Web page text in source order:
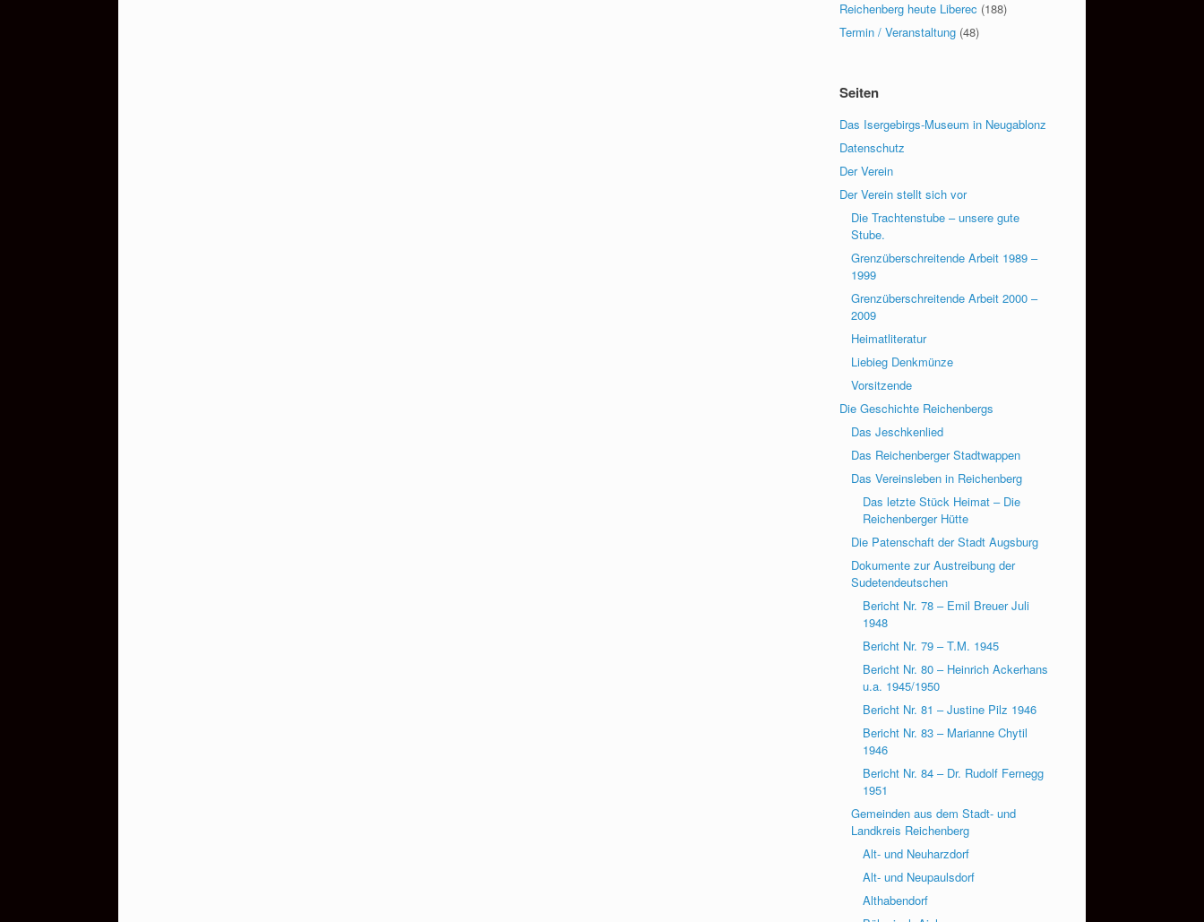
Reichenberg heute Liberec (188)
Termin / Veranstaltung (48)
Seiten
Das Isergebirgs-Museum in Neugablonz
Datenschutz
Der Verein
Der Verein stellt sich vor
Die Trachtenstube – unsere gute
Stube.
Grenzüberschreitende Arbeit 1989 –
1999
Grenzüberschreitende Arbeit 2000 –
2009
Heimatliteratur
Liebieg Denkmünze
Vorsitzende
Die Geschichte Reichenbergs
Das Jeschkenlied
Das Reichenberger Stadtwappen
Das Vereinsleben in Reichenberg
Das letzte Stück Heimat – Die
Reichenberger Hütte
Die Patenschaft der Stadt Augsburg
Dokumente zur Austreibung der
Sudetendeutschen
Bericht Nr. 78 – Emil Breuer Juli
1948
Bericht Nr. 79 – T.M. 1945
Bericht Nr. 80 – Heinrich Ackerhans
u.a. 1945/1950
Bericht Nr. 81 – Justine Pilz 1946
Bericht Nr. 83 – Marianne Chytil
1946
Bericht Nr. 84 – Dr. Rudolf Fernegg
1951
Gemeinden aus dem Stadt- und
Landkreis Reichenberg
Alt- und Neuharzdorf
Alt- und Neupaulsdorf
Althabendorf